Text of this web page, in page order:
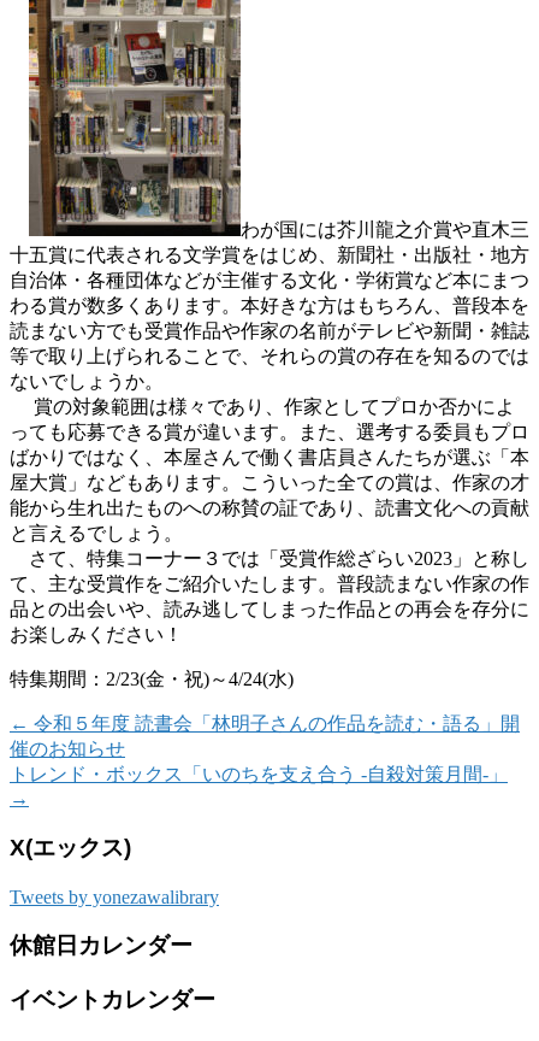
わが国には芥川龍之介賞や直木三
十五賞に代表される文学賞をはじめ、新聞社・出版社・地方
自治体・各種団体などが主催する文化・学術賞など本にまつ
わる賞が数多くあります。本好きな方はもちろん、普段本を
読まない方でも受賞作品や作家の名前がテレビや新聞・雑誌
等で取り上げられることで、それらの賞の存在を知るのでは
ないでしょうか。
賞の対象範囲は様々であり、作家としてプロか否かによ
っても応募できる賞が違います。また、選考する委員もプロ
ばかりではなく、本屋さんで働く書店員さんたちが選ぶ「本
屋大賞」などもあります。こういった全ての賞は、作家の才
能から生れ出たものへの称賛の証であり、読書文化への貢献
と言えるでしょう。
さて、特集コーナー３では「受賞作総ざらい2023」と称し
て、主な受賞作をご紹介いたします。普段読まない作家の作
品との出会いや、読み逃してしまった作品との再会を存分に
お楽しみください！
特集期間：2/23(金・祝)～4/24(水)
← 令和５年度 読書会「林明子さんの作品を読む・語る」開
催のお知らせ
トレンド・ボックス「いのちを支え合う -自殺対策月間-」
→
X(エックス)
Tweets by yonezawalibrary
休館日カレンダー
イベントカレンダー